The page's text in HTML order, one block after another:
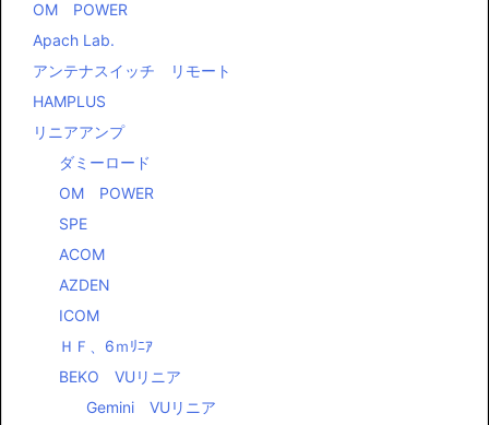
OM POWER
Apach Lab.
アンテナスイッチ リモート
HAMPLUS
リニアアンプ
ダミーロード
OM POWER
SPE
ACOM
AZDEN
ICOM
ＨＦ、6ｍﾘﾆｱ
BEKO VUリニア
Gemini VUリニア